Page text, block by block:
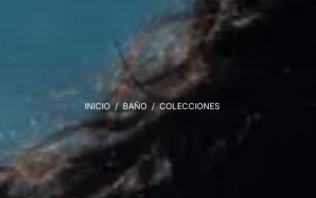
INICIO BAÑO COLECCIONES